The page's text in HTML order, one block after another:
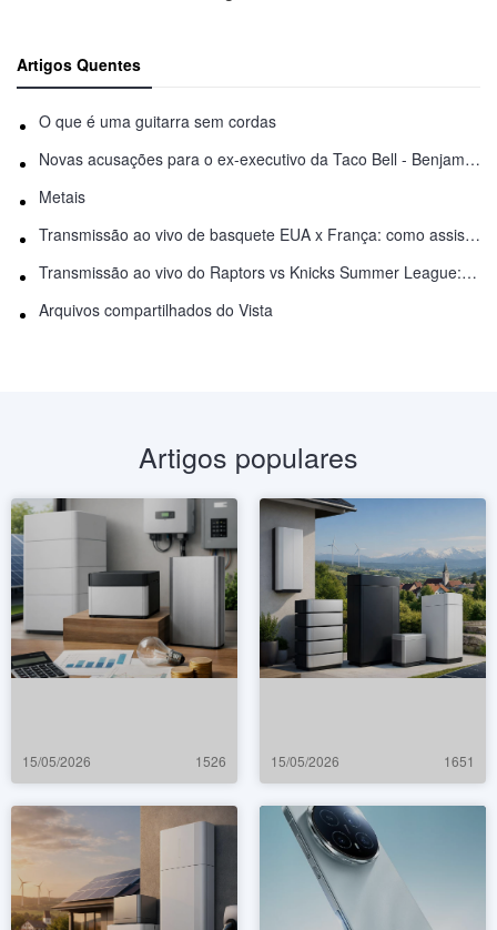
Artigos Quentes
O que é uma guitarra sem cordas
Novas acusações para o ex-executivo da Taco Bell - Benjamin Golden - na briga do Uber
Metais
Transmissão ao vivo de basquete EUA x França: como assistir online
Transmissão ao vivo do Raptors vs Knicks Summer League: como assistir
Arquivos compartilhados do Vista
Artigos populares
15/05/2026 1526 15/05/2026 1651